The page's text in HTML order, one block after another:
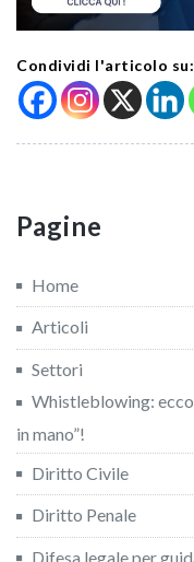
Condividi l'articolo su:
Pagine
Home
Articoli
Settori
Whistleblowing:
in mano”!
Diritto Civile
Diritto Penale
Difesa legale per